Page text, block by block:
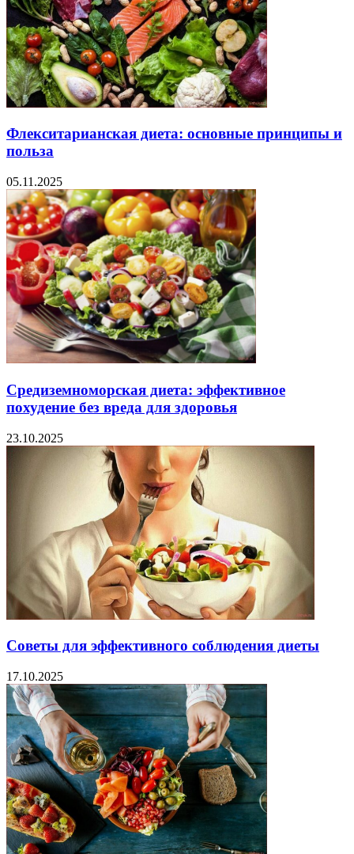
Флекситарианская диета: основные принципы и
польза
05.11.2025
Средиземноморская диета: эффективное
похудение без вреда для здоровья
23.10.2025
Советы для эффективного соблюдения диеты
17.10.2025